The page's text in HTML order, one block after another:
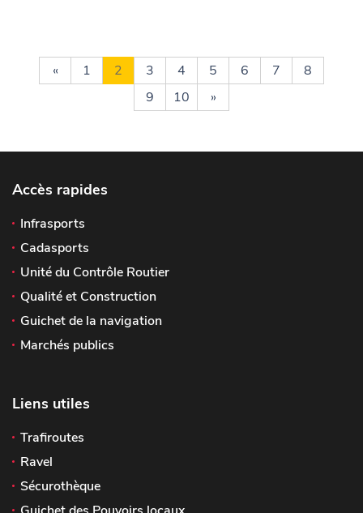
« 1 2 3 4 5 6 7
8
9
10 »
Accès rapides
Infrasports
Cadasports
Unité du Contrôle Routier
Qualité et Construction
Guichet de la navigation
Marchés publics
Liens utiles
Trafiroutes
Ravel
Sécurothèque